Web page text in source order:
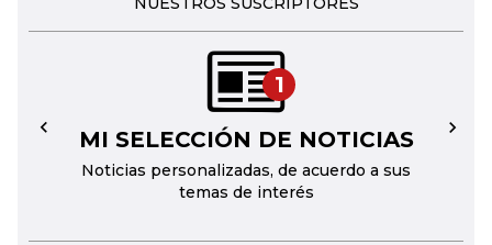
1
MI SELECCIÓN DE NOTICIAS
Noticias personalizadas, de acuerdo a sus
temas de interés
← →